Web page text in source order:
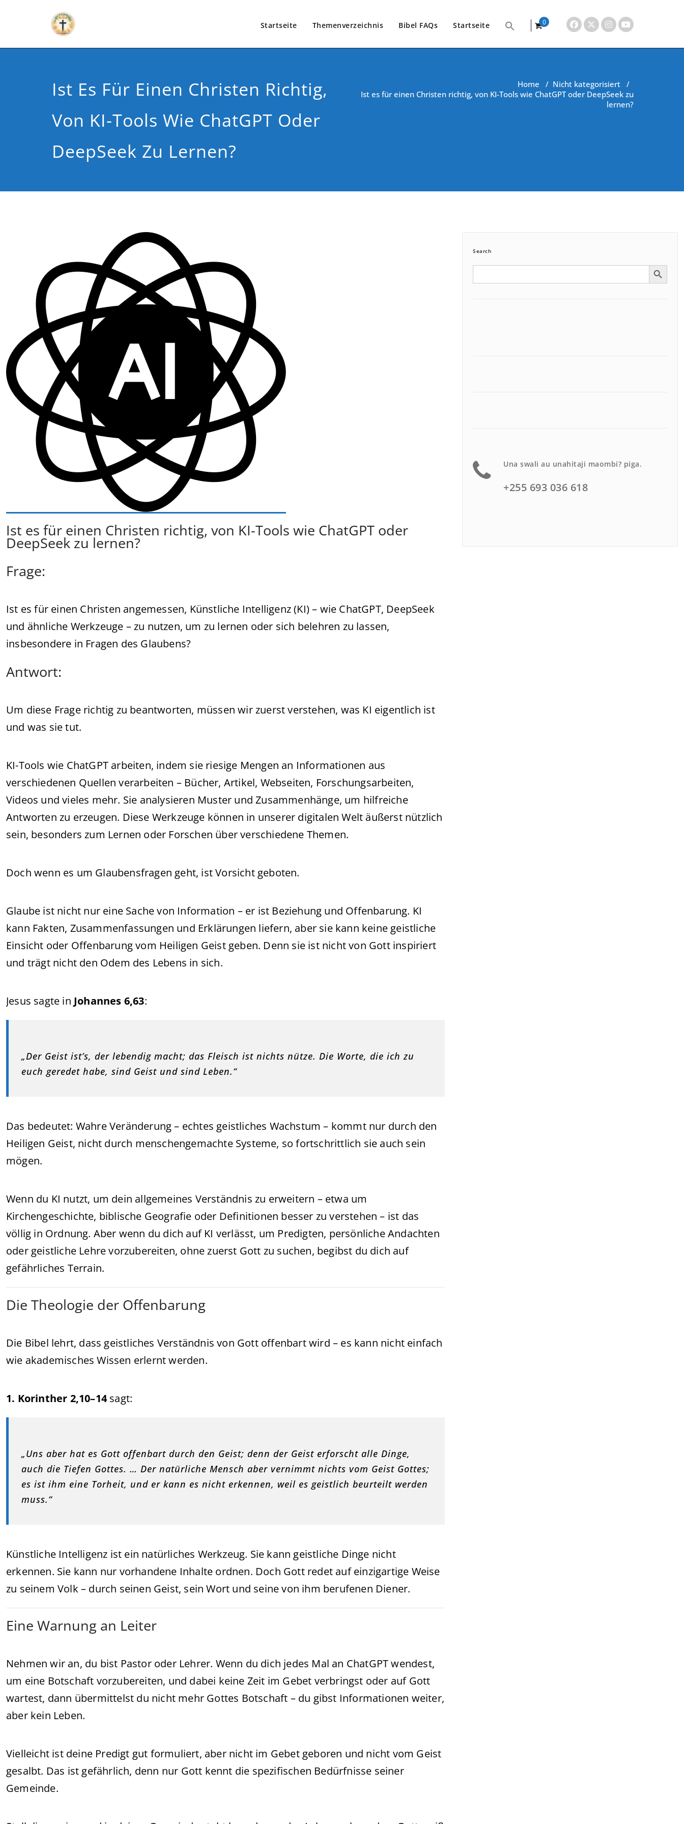
Startseite Themenverzeichnis Bibel FAQs Startseite
0
Ist Es Für Einen Christen Richtig,
Von KI-Tools Wie ChatGPT Oder
DeepSeek Zu Lernen?
Home / Nicht kategorisiert /
Ist es für einen Christen richtig, von KI-Tools wie ChatGPT oder DeepSeek zu
lernen?
Ist es für einen Christen richtig, von KI-Tools wie ChatGPT oder
DeepSeek zu lernen?
Frage:
Ist es für einen Christen angemessen, Künstliche Intelligenz (KI) – wie ChatGPT, DeepSeek
und ähnliche Werkzeuge – zu nutzen, um zu lernen oder sich belehren zu lassen,
insbesondere in Fragen des Glaubens?
Antwort:
Um diese Frage richtig zu beantworten, müssen wir zuerst verstehen, was KI eigentlich ist
und was sie tut.
KI-Tools wie ChatGPT arbeiten, indem sie riesige Mengen an Informationen aus
verschiedenen Quellen verarbeiten – Bücher, Artikel, Webseiten, Forschungsarbeiten,
Videos und vieles mehr. Sie analysieren Muster und Zusammenhänge, um hilfreiche
Antworten zu erzeugen. Diese Werkzeuge können in unserer digitalen Welt äußerst nützlich
sein, besonders zum Lernen oder Forschen über verschiedene Themen.
Doch wenn es um Glaubensfragen geht, ist Vorsicht geboten.
Glaube ist nicht nur eine Sache von Information – er ist Beziehung und Offenbarung. KI
kann Fakten, Zusammenfassungen und Erklärungen liefern, aber sie kann keine geistliche
Einsicht oder Offenbarung vom Heiligen Geist geben. Denn sie ist nicht von Gott inspiriert
und trägt nicht den Odem des Lebens in sich.
Jesus sagte in Johannes 6,63:
„Der Geist ist’s, der lebendig macht; das Fleisch ist nichts nütze. Die Worte, die ich zu
euch geredet habe, sind Geist und sind Leben.“
Das bedeutet: Wahre Veränderung – echtes geistliches Wachstum – kommt nur durch den
Heiligen Geist, nicht durch menschengemachte Systeme, so fortschrittlich sie auch sein
mögen.
Wenn du KI nutzt, um dein allgemeines Verständnis zu erweitern – etwa um
Kirchengeschichte, biblische Geografie oder Definitionen besser zu verstehen – ist das
völlig in Ordnung. Aber wenn du dich auf KI verlässt, um Predigten, persönliche Andachten
oder geistliche Lehre vorzubereiten, ohne zuerst Gott zu suchen, begibst du dich auf
gefährliches Terrain.
Die Theologie der Offenbarung
Die Bibel lehrt, dass geistliches Verständnis von Gott offenbart wird – es kann nicht einfach
wie akademisches Wissen erlernt werden.
1. Korinther 2,10–14sagt:
„Uns aber hat es Gott offenbart durch den Geist; denn der Geist erforscht alle Dinge,
auch die Tiefen Gottes. … Der natürliche Mensch aber vernimmt nichts vom Geist Gottes;
es ist ihm eine Torheit, und er kann es nicht erkennen, weil es geistlich beurteilt werden
muss.“
Künstliche Intelligenz ist ein natürliches Werkzeug. Sie kann geistliche Dinge nicht
erkennen. Sie kann nur vorhandene Inhalte ordnen. Doch Gott redet auf einzigartige Weise
zu seinem Volk – durch seinen Geist, sein Wort und seine von ihm berufenen Diener.
Eine Warnung an Leiter
Nehmen wir an, du bist Pastor oder Lehrer. Wenn du dich jedes Mal an ChatGPT wendest,
um eine Botschaft vorzubereiten, und dabei keine Zeit im Gebet verbringst oder auf Gott
wartest, dann übermittelst du nicht mehr Gottes Botschaft – du gibst Informationen weiter,
aber kein Leben.
Vielleicht ist deine Predigt gut formuliert, aber nicht im Gebet geboren und nicht vom Geist
gesalbt. Das ist gefährlich, denn nur Gott kennt die spezifischen Bedürfnisse seiner
Gemeinde.
Search
Search Search Button
Una swali au unahitaji maombi? piga.
+255 693 036 618